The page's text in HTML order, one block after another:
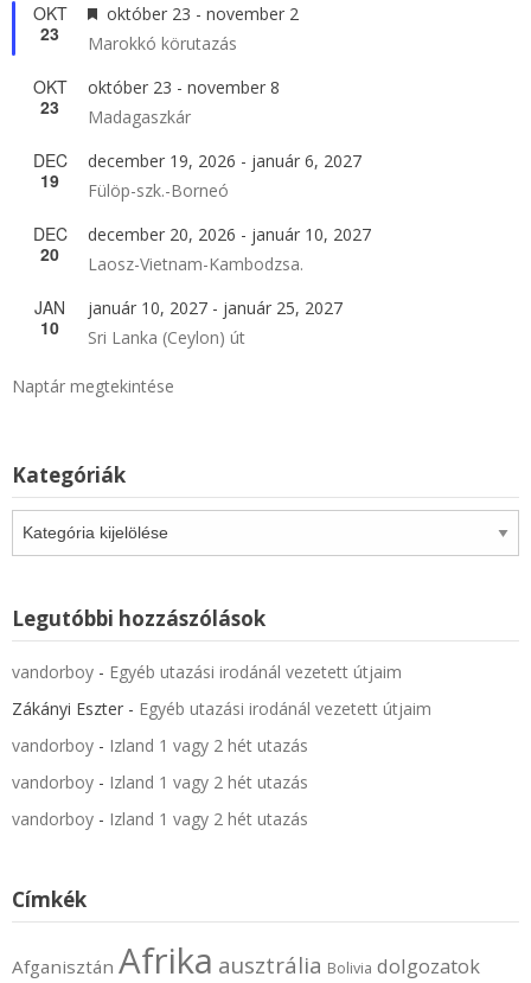
OKT
23
Kiemelt
október 23 - november 2
Marokkó körutazás
OKT
23
október 23 - november 8
Madagaszkár
DEC
19
december 19, 2026 - január 6, 2027
Fülöp-szk.-Borneó
DEC
20
december 20, 2026 - január 10, 2027
Laosz-Vietnam-Kambodzsa.
JAN
10
január 10, 2027 - január 25, 2027
Sri Lanka (Ceylon) út
Naptár megtekintése
Kategóriák
Kategóriák
Legutóbbi hozzászólások
vandorboy - Egyéb utazási irodánál vezetett útjaim
Zákányi Eszter - Egyéb utazási irodánál vezetett útjaim
vandorboy - Izland 1 vagy 2 hét utazás
vandorboy - Izland 1 vagy 2 hét utazás
vandorboy - Izland 1 vagy 2 hét utazás
Címkék
Afganisztán Afrika ausztrália Bolivia dolgozatok